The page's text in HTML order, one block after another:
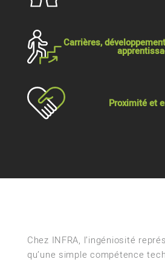
Carrières,
Proximité et
Chez INFRA, l’ingéniosité
qu’une simple compétence